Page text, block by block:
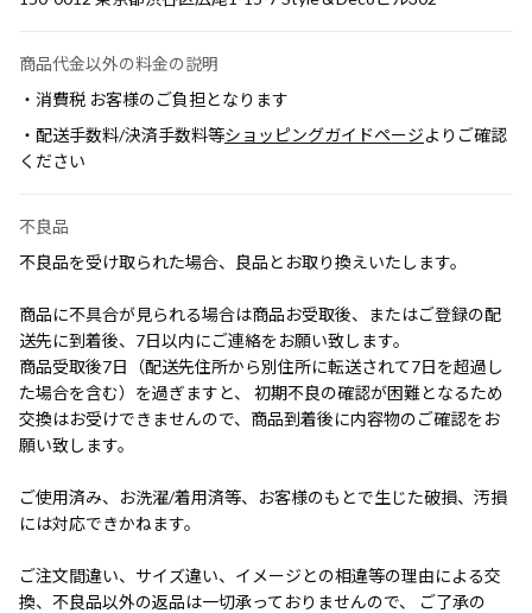
商品代金以外の料金の説明
・消費税 お客様のご負担となります
・配送手数料/決済手数料等ショッピングガイドページよりご確認
ください
不良品
不良品を受け取られた場合、良品とお取り換えいたします。
商品に不具合が見られる場合は商品お受取後、またはご登録の配
送先に到着後、7日以内にご連絡をお願い致します。
商品受取後7日（配送先住所から別住所に転送されて7日を超過し
た場合を含む）を過ぎますと、 初期不良の確認が困難となるため
交換はお受けできませんので、商品到着後に内容物のご確認をお
願い致します。
ご使用済み、お洗濯/着用済等、お客様のもとで生じた破損、汚損
には対応できかねます。
ご注文間違い、サイズ違い、イメージとの相違等の理由による交
換、不良品以外の返品は一切承っておりませんので、 ご了承の